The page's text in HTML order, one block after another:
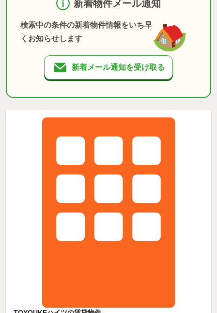
新着物件メール通知
検索中の条件の新着物件情報をいち早
くお知らせします
新着メール通知を受け取る